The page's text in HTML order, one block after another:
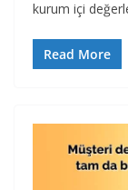
kurum içi
Read More